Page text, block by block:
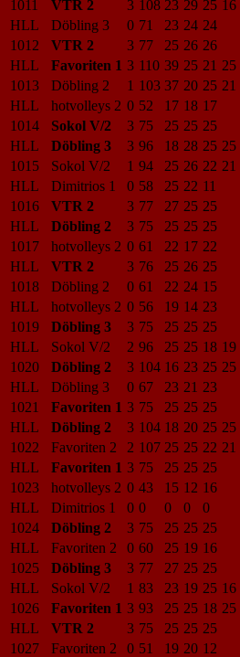
1011 VTR 2 3 108 23 29 25 16
HLL
Döbling 3 0 71 23 24 24
1012
VTR 2 3 77 25 26 26
HLL
Favoriten 1 3 110 39 25 21 25
1013
Döbling 2 1 103 37 20 25 21
HLL
hotvolleys 2 0 52 17 18 17
1014
Sokol V/2 3 75 25 25 25
HLL
Döbling 3 3 96 18 28 25 25
1015
Sokol V/2 1 94 25 26 22 21
HLL
Dimitrios 1 0 58 25 22 11
1016
VTR 2 3 77 27 25 25
HLL
Döbling 2 3 75 25 25 25
1017
hotvolleys 2 0 61 22 17 22
HLL
VTR 2 3 76 25 26 25
1018
Döbling 2 0 61 22 24 15
HLL
hotvolleys 2 0 56 19 14 23
1019
Döbling 3 3 75 25 25 25
HLL
Sokol V/2 2 96 25 25 18 19
1020
Döbling 2 3 104 16 23 25 25
HLL
Döbling 3 0 67 23 21 23
1021
Favoriten 1 3 75 25 25 25
HLL
Döbling 2 3 104 18 20 25 25
1022
Favoriten 2 2 107 25 25 22 21
HLL
Favoriten 1 3 75 25 25 25
1023
hotvolleys 2 0 43 15 12 16
HLL
Dimitrios 1 0 0 0 0
0
1024
Döbling 2 3 75 25 25 25
HLL
Favoriten 2 0 60 25 19 16
1025
Döbling 3 3 77 27 25 25
HLL
Sokol V/2 1 83 23 19 25 16
1026
Favoriten 1 3 93 25 25 18 25
HLL
VTR 2 3 75 25 25 25
1027
Favoriten 2 0 51 19 20 12